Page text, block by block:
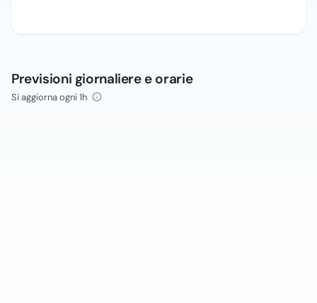
Previsioni giornaliere e orarie
Si aggiorna ogni 1h